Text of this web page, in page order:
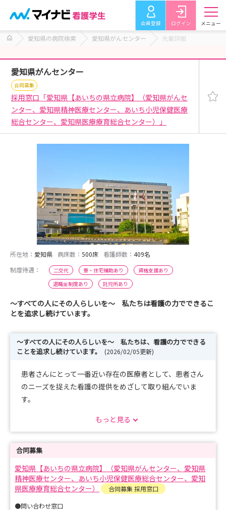
会員登録 ログイン メニュー
愛知県の病院検索 愛知県がんセンター 先輩詳細
愛知県がんセンター
合同募集
採用窓口「愛知県【あいちの県立病院】（愛知県がんセ
ンター、愛知県精神医療センター、あいち小児保健医療
総合センター、愛知県医療療育総合センター）」
所在地： 愛知県 病床数： 500床 看護師数： 409名
制度待遇：
二交代 寮・住宅補助あり
資格支援あり
退職金制度あり
託児所あり
～すべての人にその人らしいを～ 私たちは看護の力でできるこ
とを追求し続けています。
～すべての人にその人らしいを～ 私たちは、看護の力でできる
ことを追求し続けています。
(2026/02/05更新)
患者さんにとって一番近い存在の医療者として、患者さん
のニーズを捉えた看護の提供をめざして取り組んでいま
す。
においても、患者さんが納得して治療に臨めるよう意思決
るよう確かな知識と技術を提供することが求められます。
したらそれが叶えられるのかを一緒に考え、必要な支援を
ていねいに行います。
もっと見る
合同募集
愛知県【あいちの県立病院】（愛知県がんセンター、愛知県
精神医療センター、あいち小児保健医療総合センター、愛知
県医療療育総合センター）
合同募集 採用窓口
●問い合わせ窓口